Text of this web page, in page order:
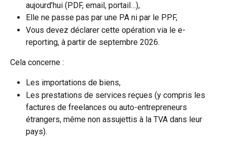
aujourd’hui (PDF, email, portail…),
Elle ne passe pas par une PA ni par le PPF,
Vous devez déclarer cette opération via le e-
reporting, à partir de septembre 2026.
Cela concerne :
Les importations de biens,
Les prestations de services reçues (y compris les
factures de freelances ou auto-entrepreneurs
étrangers, même non assujettis à la TVA dans leur
pays).